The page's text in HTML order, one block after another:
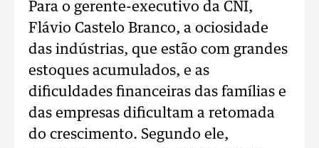
Para o gerente-executivo da CNI,
Flávio Castelo Branco, a ociosidade
das indústrias, que estão com grandes
estoques acumulados, e as
dificuldades financeiras das famílias e
das empresas dificultam a retomada
do crescimento. Segundo ele,